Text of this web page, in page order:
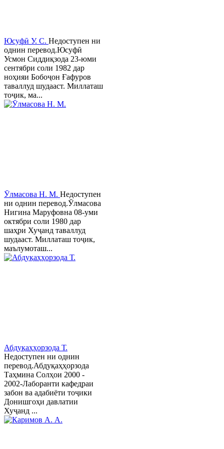
Юсуфӣ У. C. Недоступен ни
однин перевод.Юсуфӣ
Усмон Сиддиқзода 23-юми
сентябри соли 1982 дар
ноҳияи Бобоҷон Ғафуров
таваллуд шудааст. Миллаташ
тоҷик, ма...
Ӯлмасова Н. М. Недоступен
ни однин перевод.Ӯлмасова
Нигина Маруфовна 08-уми
октябри соли 1980 дар
шаҳри Хуҷанд таваллуд
шудааст. Миллаташ тоҷик,
маълумоташ...
Абдуқаҳҳорзода Т.
Недоступен ни однин
перевод.Абдуқаҳҳорзода
Таҳмина Солҳои 2000 -
2002-Лаборанти кафедраи
забон ва адабиёти тоҷики
Донишгоҳи давлатии
Хуҷанд ...